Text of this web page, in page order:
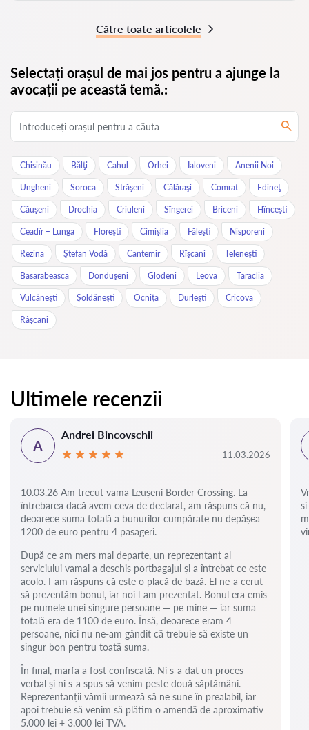
Către toate articolele
Selectați orașul de mai jos pentru a ajunge la
avocații pe această temă.:
Chișinău Bălţi Cahul Orhei Ialoveni Anenii Noi
Ungheni Soroca Străşeni Călăraşi Comrat Edineţ
Căuşeni Drochia Criuleni Sîngerei Briceni Hînceşti
Ceadîr – Lunga Floreşti Cimişlia Făleşti Nisporeni
Rezina Ştefan Vodă Cantemir Rîşcani Teleneşti
Basarabeasca Donduşeni Glodeni Leova Taraclia
Vulcăneşti Şoldăneşti Ocniţa Durleşti Cricova
Râșcani
Ultimele recenzii
A
Andrei Bincovschii
11.03.2026
10.03.26 Am trecut vama Leușeni Border Crossing. La
întrebarea dacă avem ceva de declarat, am răspuns că nu,
deoarece suma totală a bunurilor cumpărate nu depășea
1200 de euro pentru 4 pasageri.
După ce am mers mai departe, un reprezentant al
serviciului vamal a deschis portbagajul și a întrebat ce este
acolo. I-am răspuns că este o placă de bază. El ne-a cerut
să prezentăm bonul, iar noi l-am prezentat. Bonul era emis
pe numele unei singure persoane — pe mine — iar suma
totală era de 1100 de euro. Însă, deoarece eram 4
persoane, nici nu ne-am gândit că trebuie să existe un
singur bon pentru toată suma.
În final, marfa a fost confiscată. Ni s-a dat un proces-
verbal și ni s-a spus să venim peste două săptămâni.
Reprezentanții vămii urmează să ne sune în prealabil, iar
apoi trebuie să venim să plătim o amendă de aproximativ
5.000 lei + 3.000 lei TVA.